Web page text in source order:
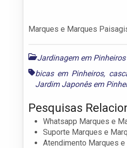
Marques e Marques
Jardinagem em Pinheiros
bicas em Pinheiros,
Jardim Japonês em
Pesquisas
Whatsapp Marques e
Suporte Marques e
Atendimento Marques